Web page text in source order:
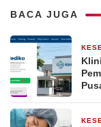
BACA JUGA